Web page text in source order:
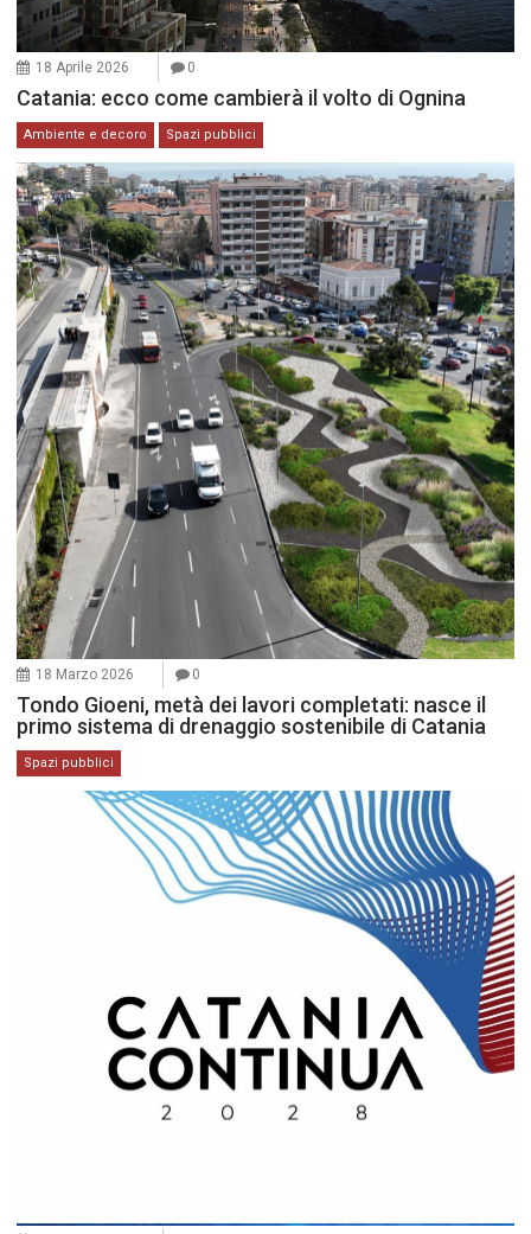
18 Aprile 2026 0
Catania: ecco come cambierà il volto di Ognina
Ambiente e decoro Spazi pubblici
18 Marzo 2026 0
Tondo Gioeni, metà dei lavori completati: nasce il
primo sistema di drenaggio sostenibile di Catania
Spazi pubblici